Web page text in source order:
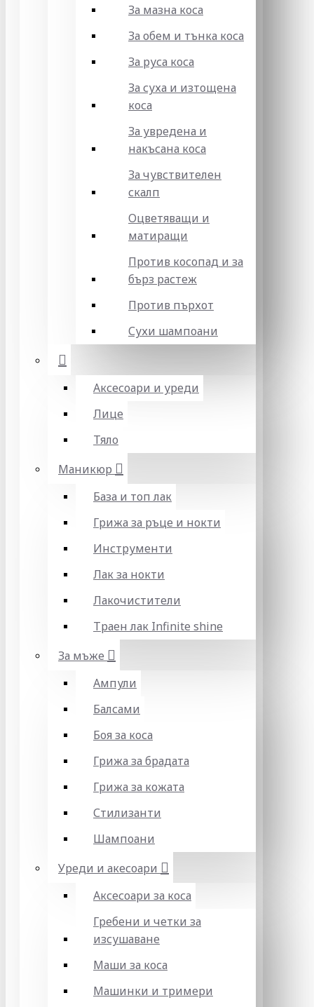
За мазна коса
За обем и тънка коса
За руса коса
За суха и изтощена
коса
За увредена и
накъсана коса
За чувствителен
скалп
Оцветяващи и
матиращи
Против косопад и за
бърз растеж
Против пърхот
Сухи шампоани
Аксесоари и уреди
Лице
Тяло
Маникюр
База и топ лак
Грижа за ръце и нокти
Инструменти
Лак за нокти
Лакочистители
Траен лак Infinite shine
За мъже
Ампули
Балсами
Боя за коса
Грижа за брадата
Грижа за кожата
Стилизанти
Шампоани
Уреди и акесоари
Аксесоари за коса
Гребени и четки за
изсушаване
Маши за коса
Машинки и тримери